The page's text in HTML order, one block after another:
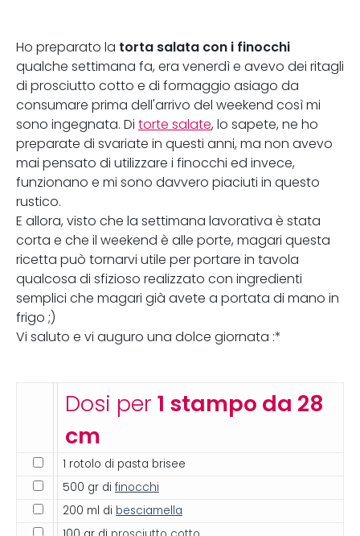
Ho preparato la torta salata con i finocchi
qualche settimana fa, era venerdì e avevo dei ritagli
di prosciutto cotto e di formaggio asiago da
consumare prima dell'arrivo del weekend così mi
sono ingegnata. Di torte salate, lo sapete, ne ho
preparate di svariate in questi anni, ma non avevo
mai pensato di utilizzare i finocchi ed invece,
funzionano e mi sono davvero piaciuti in questo
rustico.
E allora, visto che la settimana lavorativa è stata
corta e che il weekend è alle porte, magari questa
ricetta può tornarvi utile per portare in tavola
qualcosa di sfizioso realizzato con ingredienti
semplici che magari già avete a portata di mano in
frigo ;)
Vi saluto e vi auguro una dolce giornata :*
Dosi per 1 stampo da 28
cm
1 rotolo di pasta brisee
500 gr di finocchi
200 ml di besciamella